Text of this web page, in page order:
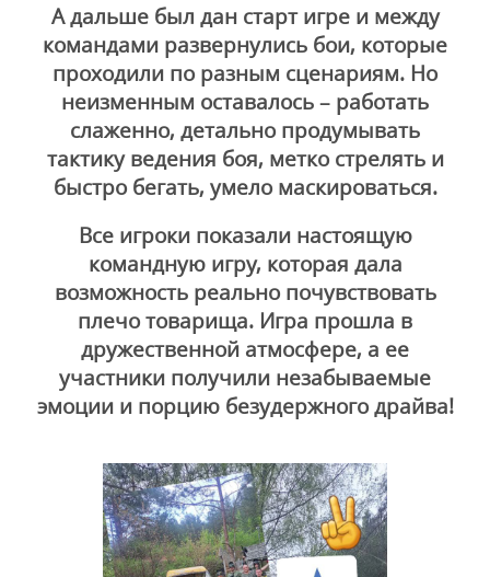
А дальше был дан старт игре и между
командами развернулись бои, которые
проходили по разным сценариям. Но
неизменным оставалось – работать
слаженно, детально продумывать
тактику ведения боя, метко стрелять и
быстро бегать, умело маскироваться.
Все игроки показали настоящую
командную игру, которая дала
возможность реально почувствовать
плечо товарища. Игра прошла в
дружественной атмосфере, а ее
участники получили незабываемые
эмоции и порцию безудержного драйва!